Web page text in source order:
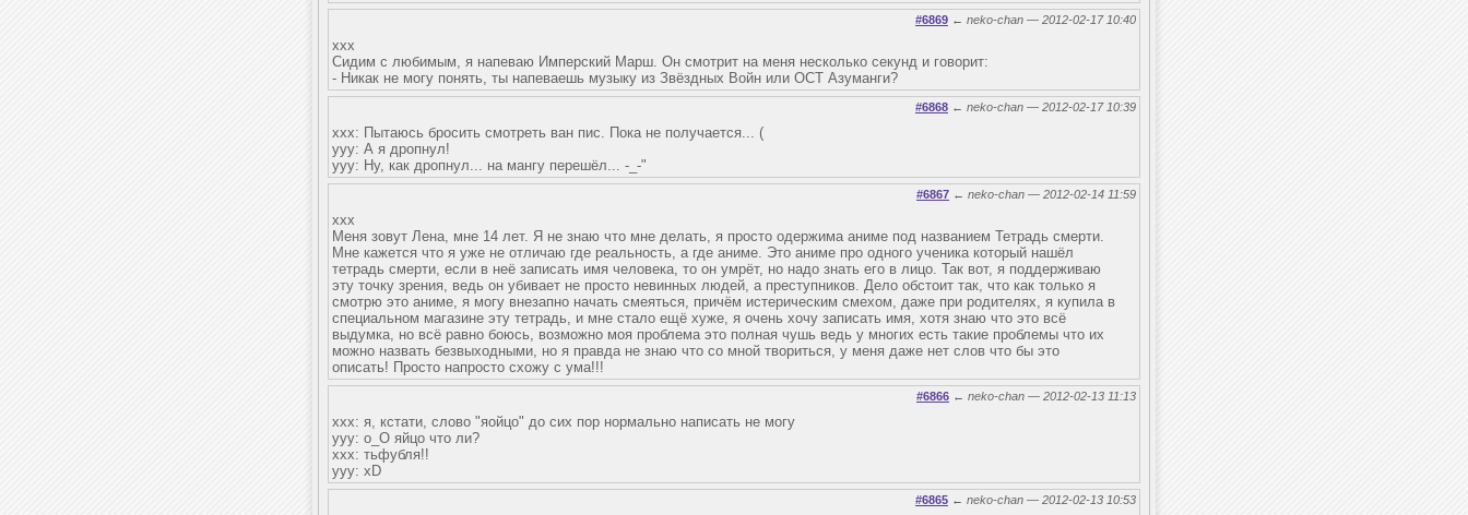
#6869 ← neko-chan — 2012-02-17 10:40
xxx
Сидим с любимым, я напеваю Имперский Марш. Он смотрит на меня несколько секунд и говорит:
- Никак не могу понять, ты напеваешь музыку из Звёздных Войн или ОСТ Азуманги?
#6868 ← neko-chan — 2012-02-17 10:39
ххх: Пытаюсь бросить смотреть ван пис. Пока не получается... (
ууу: А я дропнул!
ууу: Ну, как дропнул... на мангу перешёл... -_-"
#6867 ← neko-chan — 2012-02-14 11:59
xxx
Меня зовут Лена, мне 14 лет. Я не знаю что мне делать, я просто одержима аниме под названием Тетрадь смерти.
Мне кажется что я уже не отличаю где реальность, а где аниме. Это аниме про одного ученика который нашёл
тетрадь смерти, если в неё записать имя человека, то он умрёт, но надо знать его в лицо. Так вот, я поддерживаю
эту точку зрения, ведь он убивает не просто невинных людей, а преступников. Дело обстоит так, что как только я
смотрю это аниме, я могу внезапно начать смеяться, причём истерическим смехом, даже при родителях, я купила в
специальном магазине эту тетрадь, и мне стало ещё хуже, я очень хочу записать имя, хотя знаю что это всё
выдумка, но всё равно боюсь, возможно моя проблема это полная чушь ведь у многих есть такие проблемы что их
можно назвать безвыходными, но я правда не знаю что со мной твориться, у меня даже нет слов что бы это
описать! Просто напросто схожу с ума!!!
#6866 ← neko-chan — 2012-02-13 11:13
ххх: я, кстати, слово "яойцо" до сих пор нормально написать не могу
ууу: о_О яйцо что ли?
ххх: тьфубля!!
ууу: хD
#6865 ← neko-chan — 2012-02-13 10:53